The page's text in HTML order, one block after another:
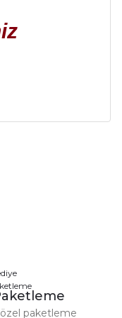
paketleme